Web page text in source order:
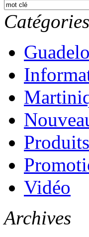
Catégories
Produits
Vidéo
Archives